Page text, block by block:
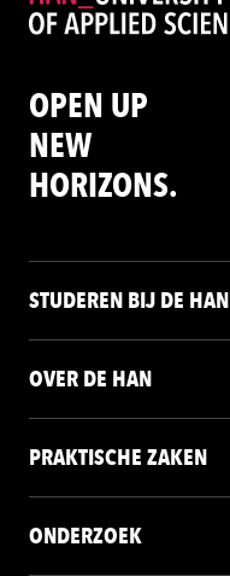
OPEN UP
NEW
HORIZONS.
STUDEREN BIJ DE HAN
OVER DE HAN
PRAKTISCHE ZAKEN
ONDERZOEK